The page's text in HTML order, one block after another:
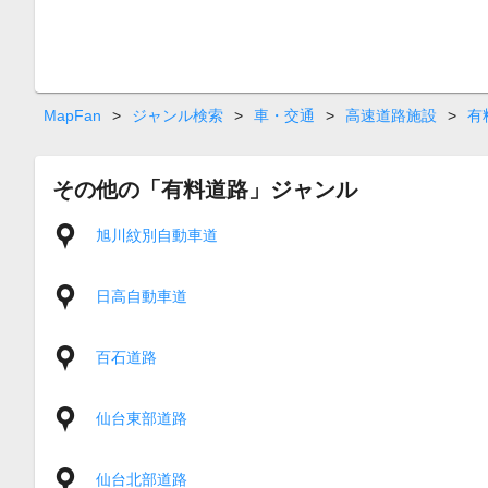
MapFan > ジャンル検索 > 車・交通 > 高速道路施設 > 有
その他の「有料道路」ジャンル
旭川紋別自動車道
日高自動車道
百石道路
仙台東部道路
仙台北部道路